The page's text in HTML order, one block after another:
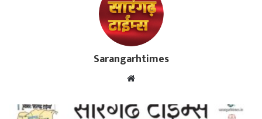
Sarangarhtimes
Website